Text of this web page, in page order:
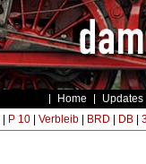
Home Updates
P 10| Verbleib| BRD DB|